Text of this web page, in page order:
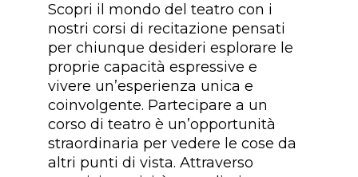
Scopri il mondo del teatro con i
nostri corsi di recitazione pensati
per chiunque desideri esplorare le
proprie capacità espressive e
vivere un’esperienza unica e
coinvolgente. Partecipare a un
corso di teatro è un’opportunità
straordinaria per vedere le cose da
altri punti di vista. Attraverso